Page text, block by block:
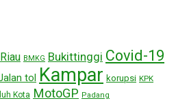
BMKG Bukittinggi Covid-19
tol Kampar korupsi KPK
Kota MotoGP Padang